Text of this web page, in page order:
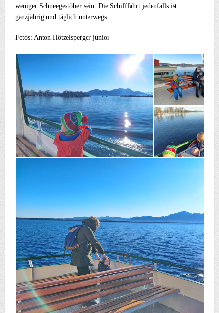
weniger Schneegestöber sein. Die Schifffahrt jedenfalls ist
ganzjährig und täglich unterwegs.
Fotos: Anton Hötzelsperger junior